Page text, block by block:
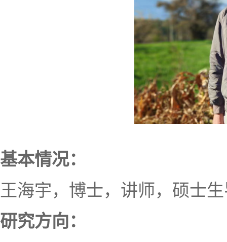
基本情况：
王海宇，博士，讲师，硕士
研究方向：